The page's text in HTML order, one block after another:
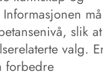
må
slik
valg.
forbedre